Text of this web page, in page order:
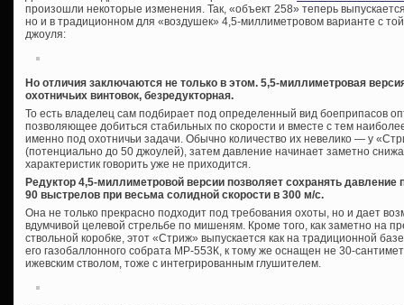
произошли некоторые изменения. Так, «объект 258» теперь
но и в традиционном для «воздушек» 4,5-миллиметровом варианте с
джоуля:
Но отличия заключаются не только в этом. 5,5-миллиметровая
охотничьих винтовок, безредукторная.
То есть владелец сам подбирает под определенный вид боеприпасов
позволяющее добиться стабильных по скорости и вместе с тем
именно под охотничьи задачи. Обычно количество их невелико — у
(потенциально до 50 джоулей), затем давление начинает заметно
характеристик говорить уже не приходится.
Редуктор 4,5-миллиметровой версии позволяет сохранять
90 выстрелов при весьма солидной скорости в 300 м/с.
Она не только прекрасно подходит под требования охоты, но и дает
вдумчивой целевой стрельбе по мишеням. Кроме того, как заметно на
ствольной коробке, этот «Стриж» выпускается как на традиционной
его газобаллонного собрата МР-553К, к тому же оснащен не 30-
ижевским стволом, тоже с интегрированным глушителем.